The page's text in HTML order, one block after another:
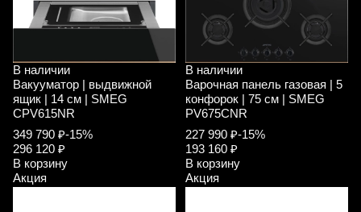
В наличии
Вакууматор | выдвижной
ящик | 14 см | SMEG
CPV615NR
349 790 ₽-15%
296 120 ₽
В корзину
Акция
В наличии
Варочная панель газовая | 5
конфорок | 75 см | SMEG
PV675CNR
227 990 ₽-15%
193 160 ₽
В корзину
Акция